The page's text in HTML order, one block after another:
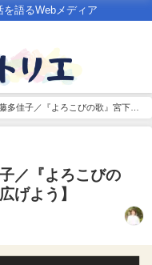
を語るWebメディア
多佳子／『よろこびの歌』宮下奈
／『よろこびの
げよう】